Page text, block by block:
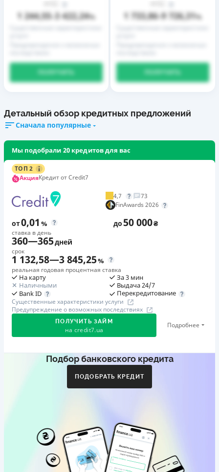
1 244,55– 3 422,24% 1 733,86– 9 726,31%
Детальный обзор кредитных предложений
Сначала популярные
Мы подобрали 20 кредитов для вас
ТОП 2
АкцияКредит от Credit7
4,7
73
FinAwards 2026
от0,01 %
ставка в день
до50 000₴
360—365дней
срок
1 132,58—3 845,25%
реальная годовая процентная ставка
На карту
Наличными
Bank ID
За 3 мин
Выдача 24/7
Перекредитование
Существенные характеристики услуги
Предупреждение о возможных последствиях
ПОЛУЧИТЬ ЗАЙМ
на credit7.ua
Подробнее
Акция: «Кешбэк за друга»
друг регистрируется и получает первый кредит (от
Бронзовый призер FinAwards 2026 «Лучшая программа
лояльности»
Первый займ
Подбор банковского кредита
ПОДОБРАТЬ КРЕДИТ